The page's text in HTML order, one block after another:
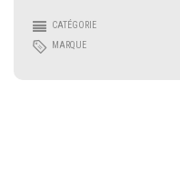
CATÉGORIE
MARQUE